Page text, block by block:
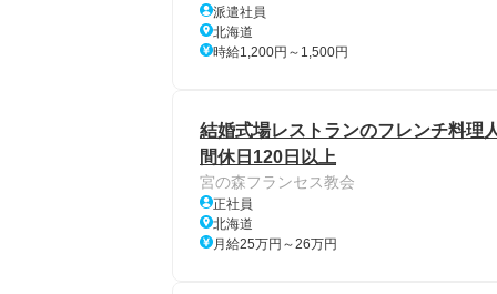
派遣社員
北海道
時給1,200円～1,500円
結婚式場レストランのフレンチ料理
間休日120日以上
宮の森フランセス教会
正社員
北海道
月給25万円～26万円